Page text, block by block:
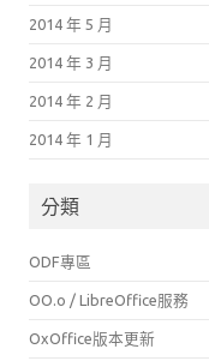
2014 年 5 月
2014 年 3 月
2014 年 2 月
2014 年 1 月
分類
ODF專區
OO.o / LibreOffice服務
OxOffice版本更新